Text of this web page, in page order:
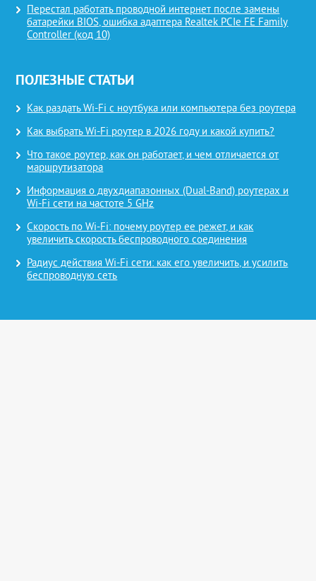
Перестал работать проводной интернет после замены
батарейки BIOS, ошибка адаптера Realtek PCIe FE Family
Controller (код 10)
ПОЛЕЗНЫЕ СТАТЬИ
Как раздать Wi-Fi с ноутбука или компьютера без роутера
Как выбрать Wi-Fi роутер в 2026 году и какой купить?
Что такое роутер, как он работает, и чем отличается от
маршрутизатора
Информация о двухдиапазонных (Dual-Band) роутерах и
Wi-Fi сети на частоте 5 GHz
Скорость по Wi-Fi: почему роутер ее режет, и как
увеличить скорость беспроводного соединения
Радиус действия Wi-Fi сети: как его увеличить, и усилить
беспроводную сеть